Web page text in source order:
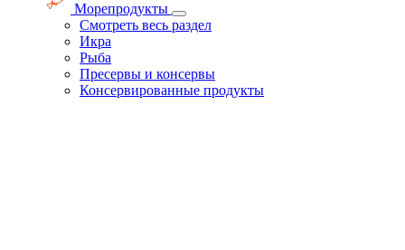
Морепродукты
Смотреть весь раздел
Икра
Рыба
Пресервы и консервы
Консервированные продукты